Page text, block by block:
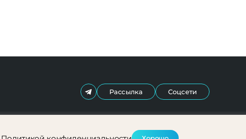
Рассылка Соцсети